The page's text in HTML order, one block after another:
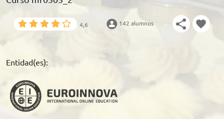
CONOCE EUROINNOVA
RECURSOS EDUCATIVOS
ARTÍCULOS
formacion@euroinnova.com
TRABAJA CON NOSOTROS
4,6 142 alumnos
Entidad(es):